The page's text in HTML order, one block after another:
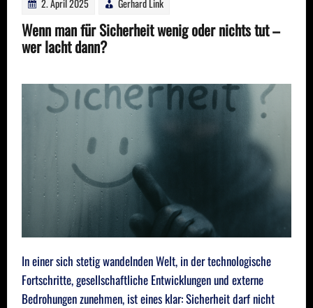
2. April 2025 Gerhard Link
Wenn man für Sicherheit wenig oder nichts tut –
wer lacht dann?
In einer sich stetig wandelnden Welt, in der technologische
Fortschritte, gesellschaftliche Entwicklungen und externe
Bedrohungen zunehmen, ist eines klar: Sicherheit darf nicht